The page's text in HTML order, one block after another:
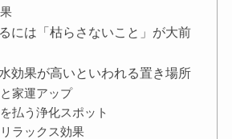
には「枯らさないこと」が大前
効果が高いといわれる置き場所
家運アップ
払う浄化スポット
ラックス効果